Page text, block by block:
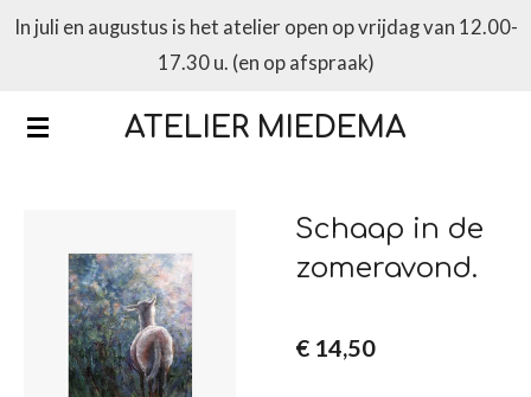
Ga
de
ATELIER MIEDEMA
In juli en augustus is het atelier open op vrijdag van 12.00-
17.30 u. (en op afspraak)
Schaap in de
zomeravond.
€ 14,50